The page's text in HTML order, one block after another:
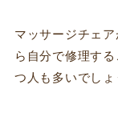
マッサージチェ
ら自分で修理す
つ人も多いでしょ